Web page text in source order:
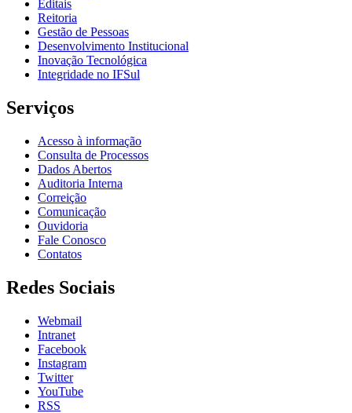
Editais
Reitoria
Gestão de Pessoas
Desenvolvimento Institucional
Inovação Tecnológica
Integridade no IFSul
Serviços
Acesso à informação
Consulta de Processos
Dados Abertos
Auditoria Interna
Correição
Comunicação
Ouvidoria
Fale Conosco
Contatos
Redes Sociais
Webmail
Intranet
Facebook
Instagram
Twitter
YouTube
RSS